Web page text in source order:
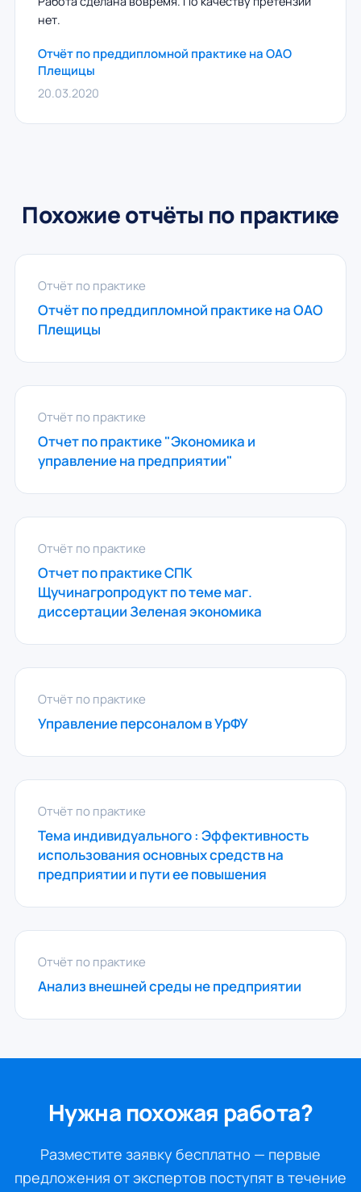
нет.
Отчёт по преддипломной практике на ОАО
Плещицы
20.03.2020
Похожие отчёты по практике
Отчёт по практике
Отчёт по преддипломной практике на ОАО
Плещицы
Отчёт по практике
Отчет по практике "Экономика и
управление на предприятии"
Отчёт по практике
Отчет по практике СПК
Щучинагропродукт по теме маг.
диссертации Зеленая экономика
Отчёт по практике
Управление персоналом в УрФУ
Отчёт по практике
Тема индивидуального : Эффективность
использования основных средств на
предприятии и пути ее повышения
Отчёт по практике
Анализ внешней среды не предприятии
Нужна похожая работа?
Разместите заявку бесплатно — первые
предложения от экспертов поступят в течение